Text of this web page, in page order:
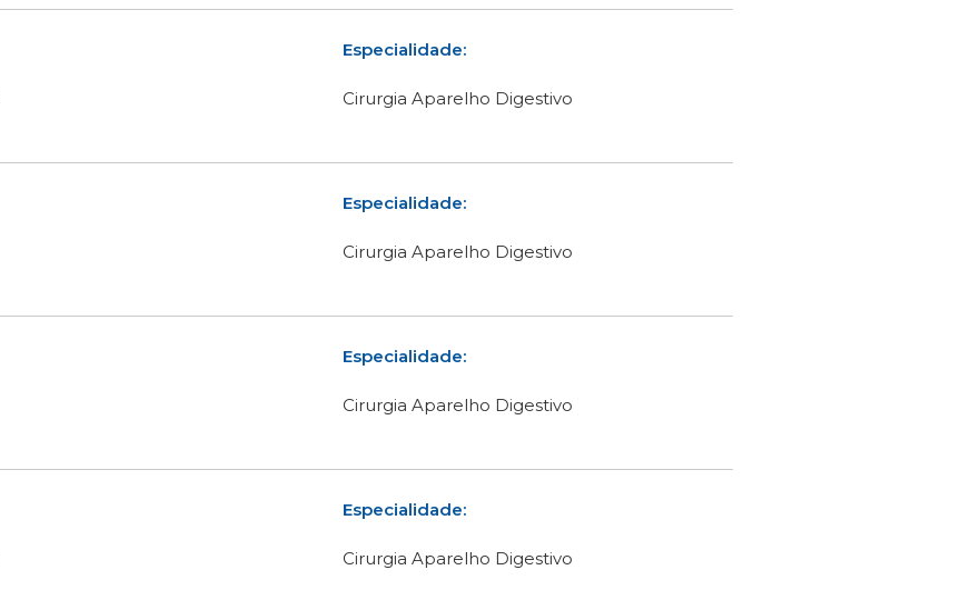
Especialidade:
Cirurgia Aparelho Digestivo
Especialidade:
Cirurgia Aparelho Digestivo
Especialidade:
Cirurgia Aparelho Digestivo
Especialidade:
Cirurgia Aparelho Digestivo